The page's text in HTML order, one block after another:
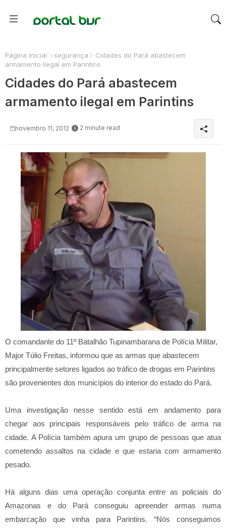
Página inicial segurança
Cidades do Pará abastecem
armamento ilegal em Parintins
Cidades do Pará abastecem
armamento ilegal em Parintins
novembro 11, 2012 2 minute read
O comandante do 11º Batalhão Tupinambarana de Polícia Militar,
Major Túlio Freitas, informou que as armas que abastecem
principalmente setores ligados ao tráfico de drogas em Parintins
são provenientes dos municípios do interior do estado do Pará.
Uma investigação nesse sentido está em andamento para
chegar aos principais responsáveis pelo tráfico de arma na
cidade. A Polícia também apura um grupo de pessoas que atua
cometendo assaltos na cidade e que estaria com armamento
pesado.
Há alguns dias uma operação conjunta entre as policiais do
Amazonas e do Pará conseguiu apreender armas numa
embarcação que vinha para Parintins. “Nós conseguimos